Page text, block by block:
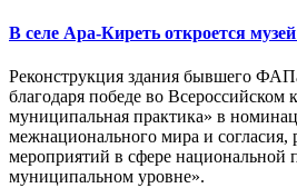
В селе Ара-Киреть откроется
Реконструкция здания бывшего
благодаря победе во Всероссийском
муниципальная практика» в
межнационального мира и согласия,
мероприятий в сфере национальной
муниципальном уровне».